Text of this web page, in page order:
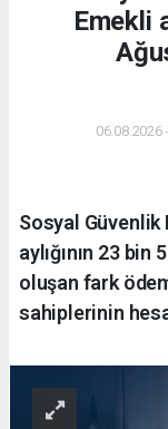
Emekli
06.08.2026
Sosyal Güvenlik
aylığının 23
oluşan fark
sahiplerinin